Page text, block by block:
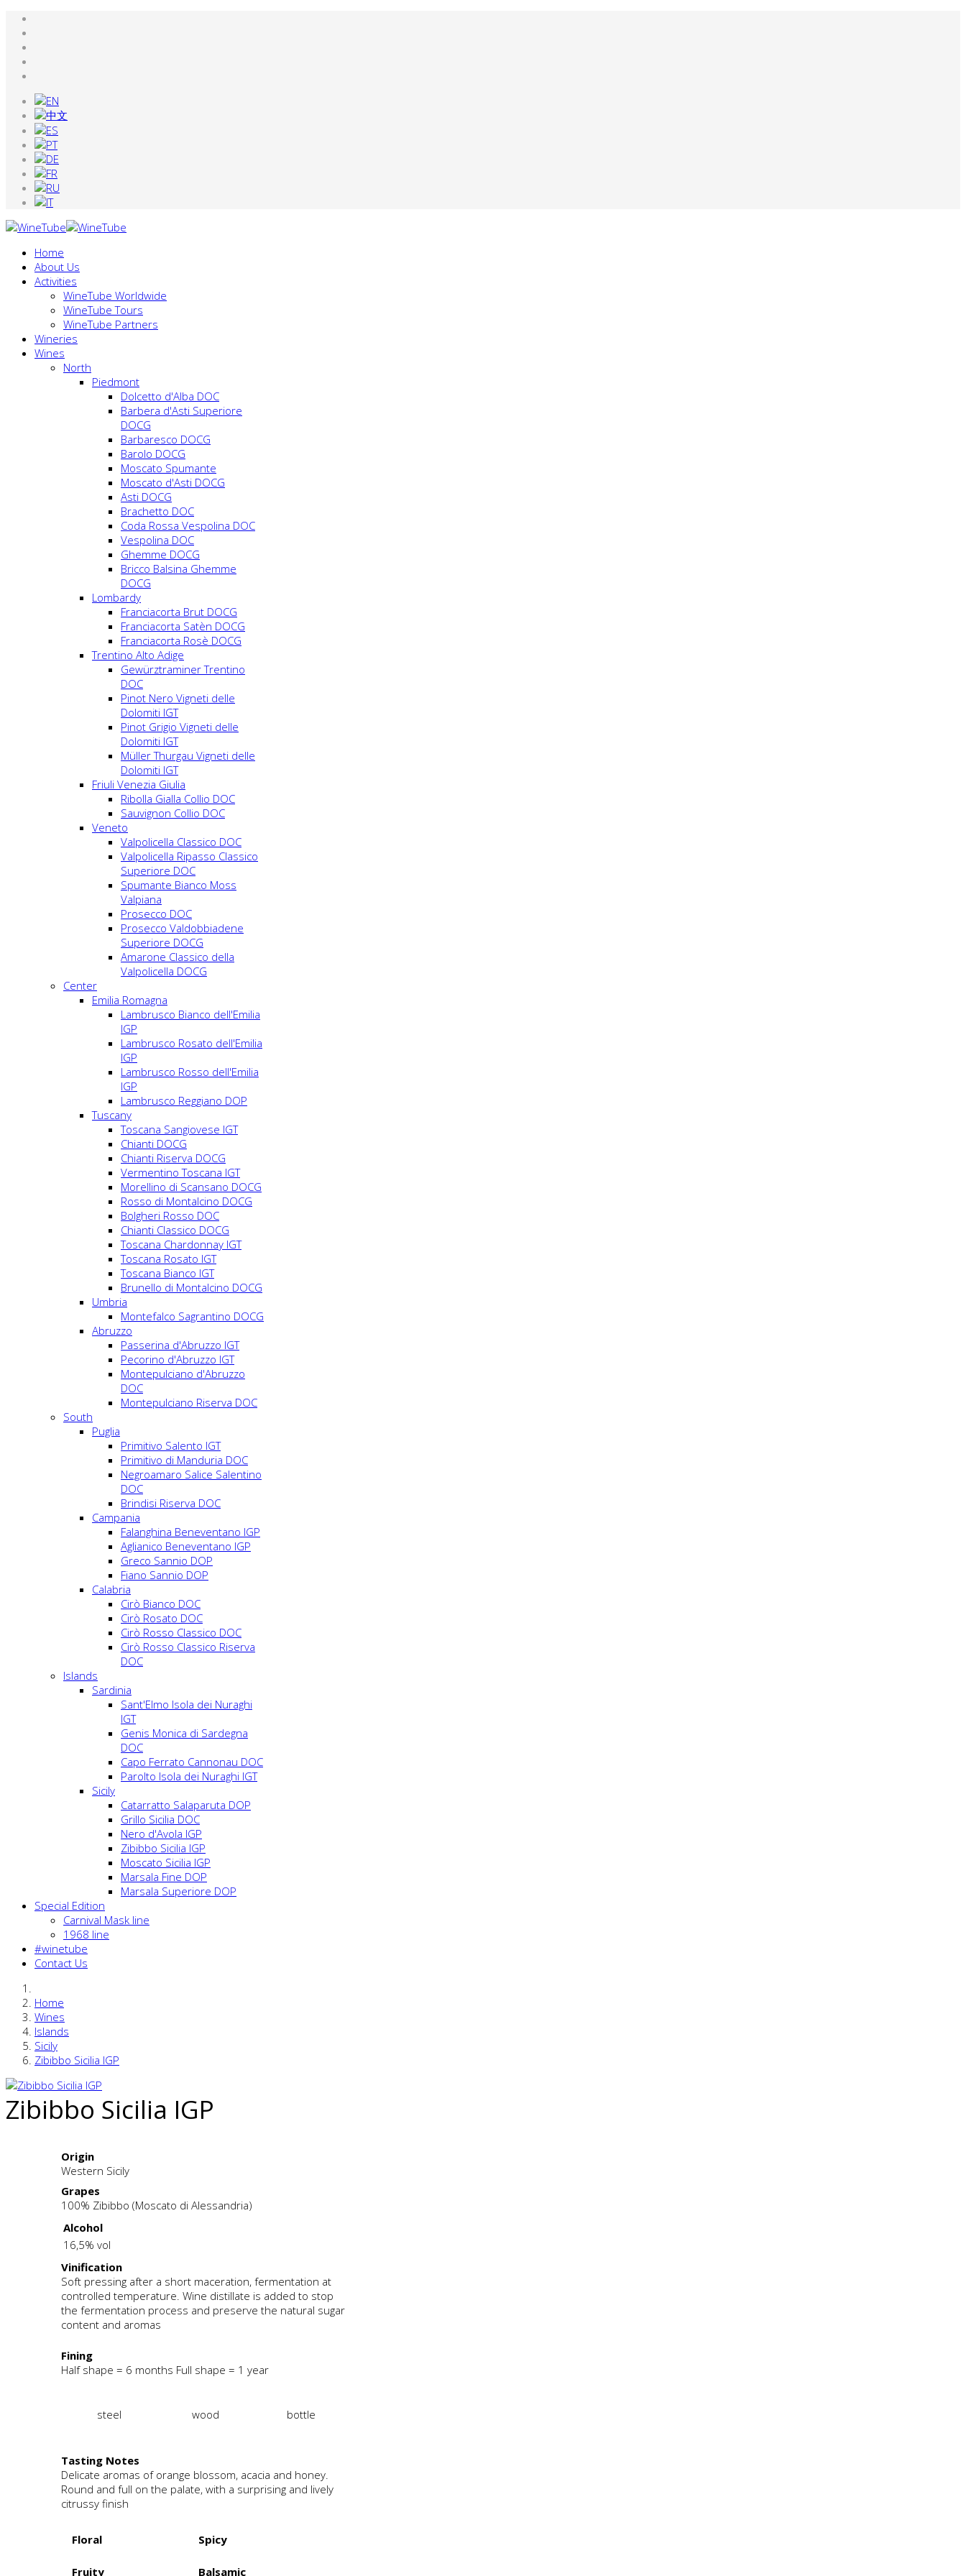
Home
About Us
Activities
WineTube Worldwide
WineTube Tours
WineTube Partners
Wineries
Wines
North
Piedmont
Dolcetto d'Alba DOC
Barbera d'Asti Superiore
DOCG
Barbaresco DOCG
Barolo DOCG
Moscato Spumante
Moscato d'Asti DOCG
Asti DOCG
Brachetto DOC
Coda Rossa Vespolina DOC
Vespolina DOC
Ghemme DOCG
Bricco Balsina Ghemme
DOCG
Lombardy
Franciacorta Brut DOCG
Franciacorta Satèn DOCG
Franciacorta Rosè DOCG
Trentino Alto Adige
Gewürztraminer Trentino
DOC
Pinot Nero Vigneti delle
Dolomiti IGT
Pinot Grigio Vigneti delle
Dolomiti IGT
Müller Thurgau Vigneti delle
Dolomiti IGT
Friuli Venezia Giulia
Ribolla Gialla Collio DOC
Sauvignon Collio DOC
Veneto
Valpolicella Classico DOC
Valpolicella Ripasso Classico
Superiore DOC
Spumante Bianco Moss
Valpiana
Prosecco DOC
Prosecco Valdobbiadene
Superiore DOCG
Amarone Classico della
Valpolicella DOCG
Center
Emilia Romagna
Lambrusco Bianco dell'Emilia
IGP
Lambrusco Rosato dell'Emilia
IGP
Lambrusco Rosso dell'Emilia
IGP
Lambrusco Reggiano DOP
Tuscany
Toscana Sangiovese IGT
Chianti DOCG
Chianti Riserva DOCG
Vermentino Toscana IGT
Morellino di Scansano DOCG
Rosso di Montalcino DOCG
Bolgheri Rosso DOC
Chianti Classico DOCG
Toscana Chardonnay IGT
Toscana Rosato IGT
Toscana Bianco IGT
Brunello di Montalcino DOCG
Umbria
Montefalco Sagrantino DOCG
Abruzzo
Passerina d'Abruzzo IGT
Pecorino d'Abruzzo IGT
Montepulciano d'Abruzzo
DOC
Montepulciano Riserva DOC
South
Puglia
Primitivo Salento IGT
Primitivo di Manduria DOC
Negroamaro Salice Salentino
DOC
Brindisi Riserva DOC
Campania
Falanghina Beneventano IGP
Aglianico Beneventano IGP
Greco Sannio DOP
Fiano Sannio DOP
Calabria
Cirò Bianco DOC
Cirò Rosato DOC
Cirò Rosso Classico DOC
Cirò Rosso Classico Riserva
DOC
Islands
Sardinia
Sant'Elmo Isola dei Nuraghi
IGT
Genis Monica di Sardegna
DOC
Capo Ferrato Cannonau DOC
Parolto Isola dei Nuraghi IGT
Sicily
Catarratto Salaparuta DOP
Grillo Sicilia DOC
Nero d'Avola IGP
Zibibbo Sicilia IGP
Moscato Sicilia IGP
Marsala Fine DOP
Marsala Superiore DOP
Special Edition
Carnival Mask line
1968 line
#winetube
Contact Us
Home
Wines
Islands
Sicily
Zibibbo Sicilia IGP
Zibibbo Sicilia IGP
Origin
Western Sicily
Grapes
100% Zibibbo (Moscato di Alessandria)
Alcohol
16,5% vol
Vinification
Soft pressing after a short maceration, fermentation at
controlled temperature. Wine distillate is added to stop
the fermentation process and preserve the natural sugar
content and aromas
Fining
Half shape = 6 months Full shape = 1 year
steel wood bottle
Tasting Notes
Delicate aromas of orange blossom, acacia and honey.
Round and full on the palate, with a surprising and lively
citrussy finish
Floral Spicy
Fruity Balsamic